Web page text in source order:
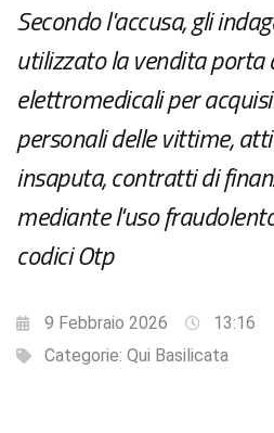
Secondo l'accusa, gli
utilizzato la vendita
elettromedicali per
personali delle vittime,
insaputa, contratti di
mediante l'uso
codici Otp
9 Febbraio 2026
13:16
Categorie: Qui Basilicata